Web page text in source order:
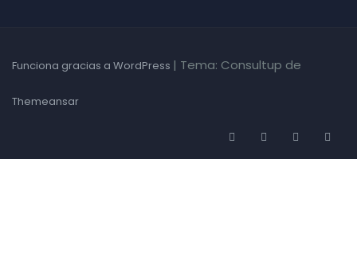
Funciona gracias a WordPress | Tema: Consultup de
Themeansar